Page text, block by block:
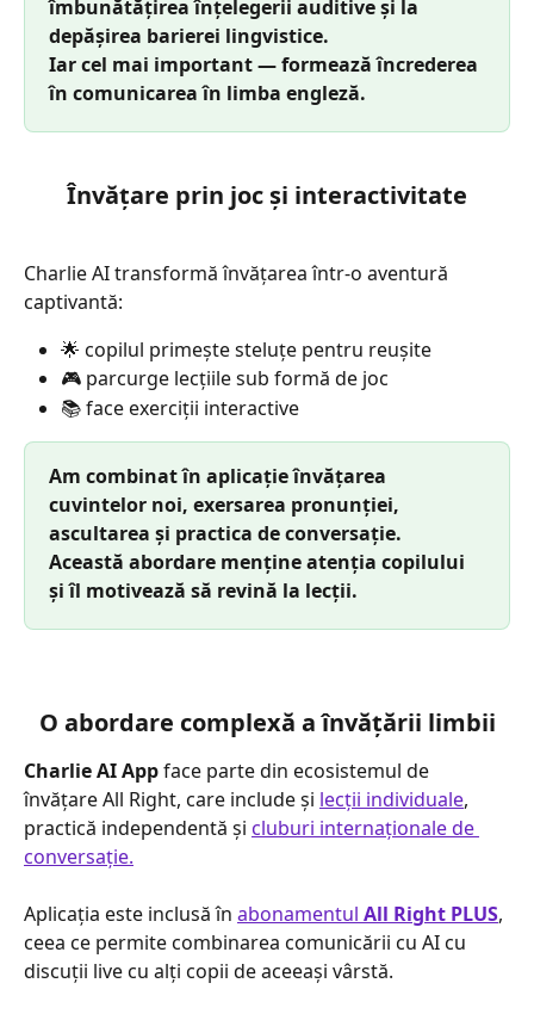
îmbunătățirea înțelegerii auditive și la
depășirea barierei lingvistice.
Iar cel mai important — formează încrederea
în comunicarea în limba engleză.
Învățare prin joc și interactivitate
Charlie AI transformă învățarea într-o aventură
captivantă:
🌟 copilul primește steluțe pentru reușite
🎮 parcurge lecțiile sub formă de joc
📚 face exerciții interactive
Am combinat în aplicație învățarea
cuvintelor noi, exersarea pronunției,
ascultarea și practica de conversație.
Această abordare menține atenția copilului
și îl motivează să revină la lecții.
O abordare complexă a învățării limbii
Charlie AI App face parte din ecosistemul de
învățare All Right, care include și lecții individuale,
practică independentă și cluburi internaționale de
conversație.
Aplicația este inclusă în abonamentul All Right PLUS,
ceea ce permite combinarea comunicării cu AI cu
discuții live cu alți copii de aceeași vârstă.